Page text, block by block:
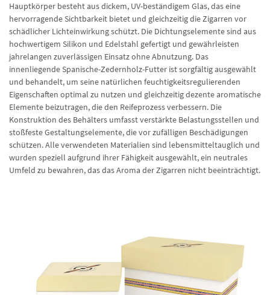
Hauptkörper besteht aus dickem, UV-beständigem Glas, das eine
hervorragende Sichtbarkeit bietet und gleichzeitig die Zigarren vor
schädlicher Lichteinwirkung schützt. Die Dichtungselemente sind aus
hochwertigem Silikon und Edelstahl gefertigt und gewährleisten
jahrelangen zuverlässigen Einsatz ohne Abnutzung. Das
innenliegende Spanische-Zedernholz-Futter ist sorgfältig ausgewählt
und behandelt, um seine natürlichen feuchtigkeitsregulierenden
Eigenschaften optimal zu nutzen und gleichzeitig dezente aromatische
Elemente beizutragen, die den Reifeprozess verbessern. Die
Konstruktion des Behälters umfasst verstärkte Belastungsstellen und
stoßfeste Gestaltungselemente, die vor zufälligen Beschädigungen
schützen. Alle verwendeten Materialien sind lebensmitteltauglich und
wurden speziell aufgrund ihrer Fähigkeit ausgewählt, ein neutrales
Umfeld zu bewahren, das das Aroma der Zigarren nicht beeinträchtigt.